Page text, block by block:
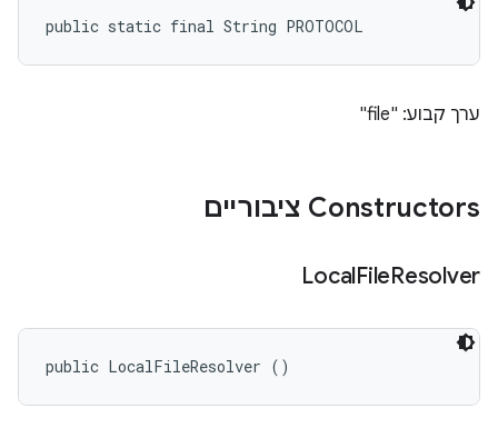
public static final String PROTOCOL
ערך קבוע: "file"
Constructors ציבוריים
LocalFileResolver
public LocalFileResolver ()